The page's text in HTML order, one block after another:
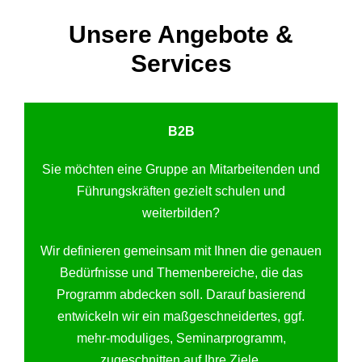
Unsere Angebote &
Services
B2B
Sie möchten eine Gruppe an Mitarbeitenden und
Führungskräften gezielt schulen und
weiterbilden?
Wir definieren gemeinsam mit Ihnen die genauen
Bedürfnisse und Themenbereiche, die das
Programm abdecken soll. Darauf basierend
entwickeln wir ein maßgeschneidertes, ggf.
mehr-moduliges, Seminarprogramm,